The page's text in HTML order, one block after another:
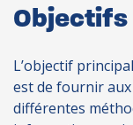
Objectifs
L’objectif
est de fournir aux
différentes